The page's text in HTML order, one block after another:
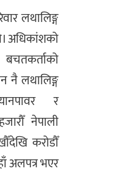
लथालिङ्ग
अधिकांशको
नै लथालिङ्ग
र
नेपाली
करोडौँ
अलपत्र भएर